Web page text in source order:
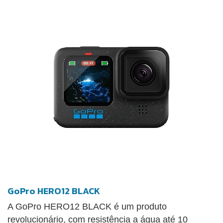
e possui a detecção automática das novas lentes
HB-Series, melhorando ainda mais a sua
experiência de captura de imagens.
GoPro HERO12 BLACK
A GoPro HERO12 BLACK é um produto
revolucionário, com resistência a água até 10